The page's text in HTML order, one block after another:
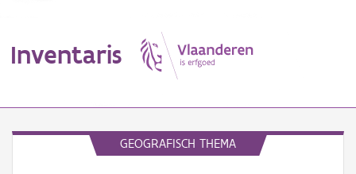
Inventaris
GEOGRAFISCH THEMA